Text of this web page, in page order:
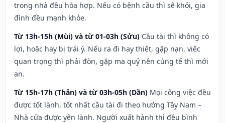
trong nhà đều hòa hợp. Nếu có bệnh cầu thì sẽ khỏi, gia
đình đều mạnh khỏe.
Từ 13h-15h (Mùi) và từ 01-03h (Sửu) Cầu tài thì không có
lợi, hoặc hay bị trái ý. Nếu ra đi hay thiệt, gặp nạn, việc
quan trọng thì phải đòn, gặp ma quỷ nên cúng tế thì mới
an.
Từ 15h-17h (Thân) và từ 03h-05h (Dần) Mọi công việc đều
được tốt lành, tốt nhất cầu tài đi theo hướng Tây Nam –
Nhà cửa được yên lành. Người xuất hành thì đều bình